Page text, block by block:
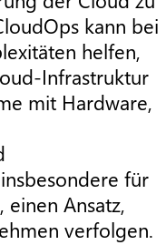
kann bei
helfen,
Infrastruktur
mit Hardware,
für
Ansatz,
verfolgen.